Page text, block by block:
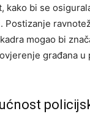
kako bi se
Postizanje
mogao bi
građana u